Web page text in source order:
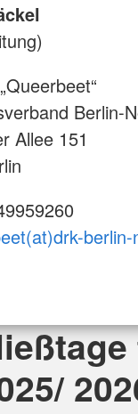
Berlin-
Allee 151